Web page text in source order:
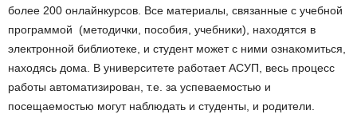
более 200 онлайн­курсов. Все материалы, связанные с учебной
программой (методички, пособия, учебники), находятся в
электронной библиотеке, и студент может с ними ознакомиться,
находясь дома. В университете работает АСУП, весь процесс
работы автоматизирован, т.е. за успеваемостью и
посещаемостью могут наблюдать и студенты, и родители.